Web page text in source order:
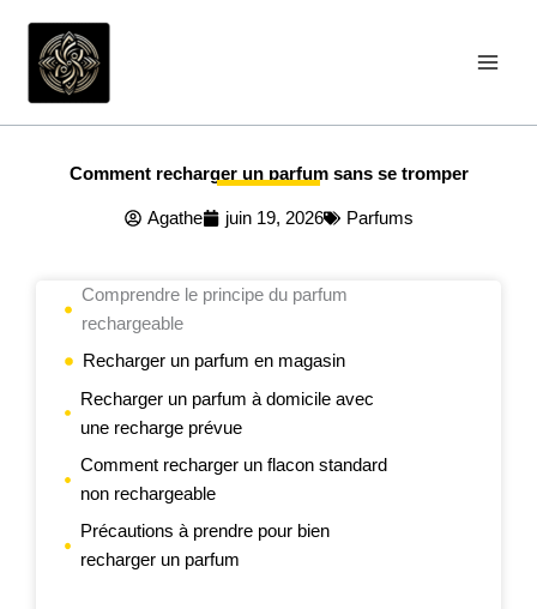
contenu
Comment recharger un parfum sans se tromper
Agathe juin 19, 2026 Parfums
Comprendre le principe du parfum
rechargeable
Recharger un parfum en magasin
Recharger un parfum à domicile avec
une recharge prévue
Comment recharger un flacon standard
non rechargeable
Précautions à prendre pour bien
recharger un parfum